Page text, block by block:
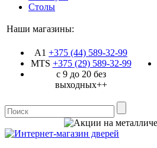
Столы
Наши магазины:
A1 +375 (44) 589-32-99
MTS +375 (29)589-32-99
с 9 до 20 без
выходных++